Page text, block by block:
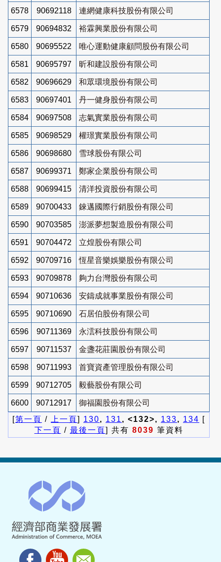
6578 90692118 連網健康科技股份有限公司
6579 90694832 裕霖興業股份有限公司
6580 90695522 唯心運動健康顧問股份有限公司
6581 90695797 昕和建設股份有限公司
6582 90696629 和眾環境股份有限公司
6583 90697401 丹一健身股份有限公司
6584 90697508 志氣實業股份有限公司
6585 90698529 權璟實業股份有限公司
6586 90698680 雪球股份有限公司
6587 90699371 鄭家企業股份有限公司
6588 90699415 清洋投資股份有限公司
6589 90700433 錸邁國際行銷股份有限公司
6590 90703585 澎派夢想製造股份有限公司
6591 90704472 立煌股份有限公司
6592 90709716 恆星音樂娛樂股份有限公司
6593 90709878 夠力台灣股份有限公司
6594 90710636 安鑄成就事業股份有限公司
6595 90710690 石居伯股份有限公司
6596 90711369 永澐科技股份有限公司
6597 90711537 金盞花莊園股份有限公司
6598 90711993 首寶資產管理股份有限公司
6599 90712705 毅藝股份有限公司
6600 90712917
御福園股份有限公司
[第一頁 / 上一頁] 130, 131 , <132>, 133, 134 [
下一頁 / 最後一頁] 共有 8039 筆資料